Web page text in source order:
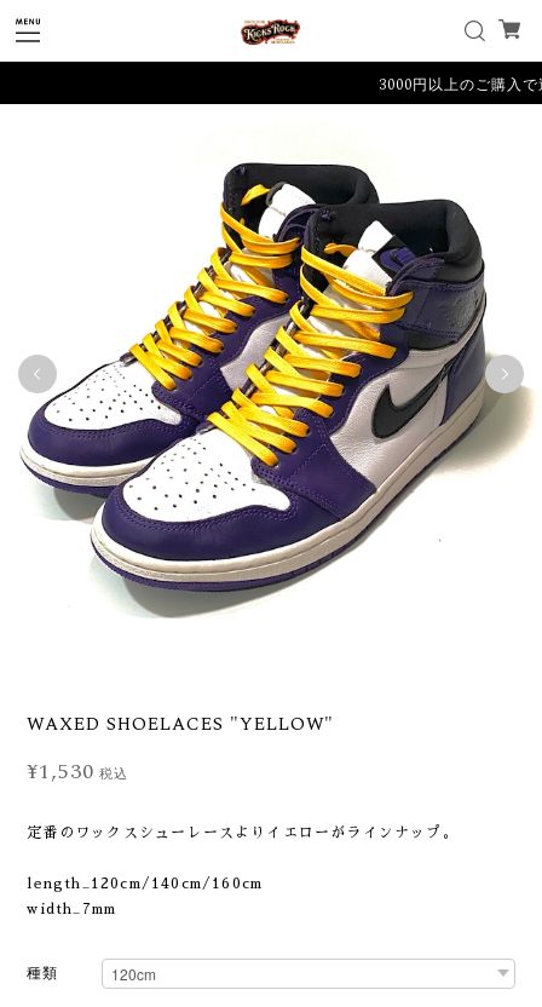
3000円以上のご購入で
WAXED SHOELACES "YELLOW"
¥1,530 税込
定番のワックスシューレースよりイエローがラインナップ。
length_120cm/140cm/160cm
width_7mm
種類